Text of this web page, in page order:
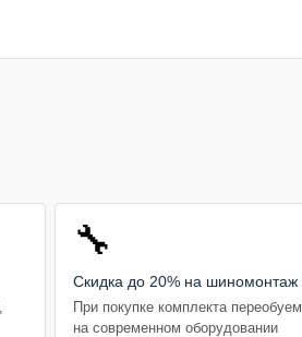
🔧
Скидка до 20% на шиномонтаж
При покупке комплекта переобуем
на современном оборудовании